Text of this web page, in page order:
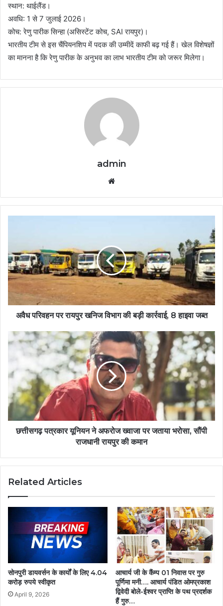
स्थान: थाईलैंड।
अवधि: 1 से 7 जुलाई 2026।
कोच: रेणु पारीक सिन्हा (असिस्टेंट कोच, SAI रायपुर)।
भारतीय टीम से इस चैंपियनशिप में पदक की उम्मीदें काफी बढ़ गई हैं। खेल विशेषज्ञों
का मानना है कि रेणु पारीक के अनुभव का लाभ भारतीय टीम को जरूर मिलेगा।
admin
अवैध परिवहन पर रायपुर खनिज विभाग की बड़ी कार्रवाई, 8 हाइवा जब्त
छत्तीसगढ़ पत्रकार यूनियन ने अफरोज ख्वाजा पर जताया भरोसा, सौंपी
राजधानी रायपुर की कमान
Related Articles
सोनपुरी डायवर्सन के कार्यों के लिए 4.04
करोड़ रुपये स्वीकृत
April 9, 2026
आचार्य जी के कैंम्प 01 निवास पर गुरु
पूर्णिमा मनी…. आचार्य पंडित ओमप्रकाश
द्विवेदी बोले-ईश्वर प्राप्ति के पथ प्रदर्शक
हैं गुरु…